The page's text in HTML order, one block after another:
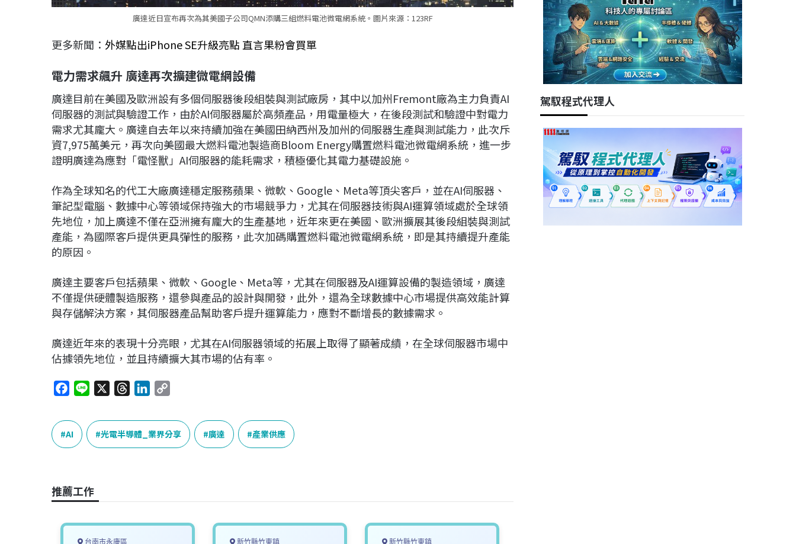
廣達近日宣布再次為其美國子公司QMN添購三組燃料電池微電網系統。圖片來源：123RF
更多新聞： 外媒點出iPhone SE升級亮點 直言果粉會買單
電力需求飆升 廣達再次擴建微電網設備
廣達目前在美國及歐洲設有多個伺服器後段組裝與測試廠房，其中以加州Fremont廠為主力負責AI
伺服器的測試與驗證工作，由於AI伺服器屬於高頻產品，用電量極大，在後段測試和驗證中對電力
需求尤其龐大。廣達自去年以來持續加強在美國田納西州及加州的伺服器生產與測試能力，此次斥
資7,975萬美元，再次向美國最大燃料電池製造商Bloom Energy購置燃料電池微電網系統，進一步
證明廣達為應對「電怪獸」AI伺服器的能耗需求，積極優化其電力基礎設施。
作為全球知名的代工大廠廣達穩定服務蘋果、微軟、Google、Meta等頂尖客戶，並在AI伺服器、
筆記型電腦、數據中心等領域保持強大的市場競爭力，尤其在伺服器技術與AI運算領域處於全球領
先地位，加上廣達不僅在亞洲擁有龐大的生產基地，近年來更在美國、歐洲擴展其後段組裝與測試
產能，為國際客戶提供更具彈性的服務，此次加碼購置燃料電池微電網系統，即是其持續提升產能
的原因。
廣達主要客戶包括蘋果、微軟、Google、Meta等，尤其在伺服器及AI運算設備的製造領域，廣達
不僅提供硬體製造服務，還參與產品的設計與開發，此外，還為全球數據中心市場提供高效能計算
與存儲解決方案，其伺服器產品幫助客戶提升運算能力，應對不斷增長的數據需求。
廣達近年來的表現十分亮眼，尤其在AI伺服器領域的拓展上取得了顯著成績，在全球伺服器市場中
佔據領先地位，並且持續擴大其市場的佔有率。
c
e
b
k
n
r
e
a
n
k
e
p
y
L
AI 光電半導體_業界分享 廣達 產業供應
推薦工作
台南市永康區 新竹縣竹東鎮 新竹縣竹東鎮
駕馭程式代理人